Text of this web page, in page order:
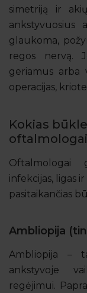
simetriją ir
glaukoma,
regos nervą.
geriamus arba
operacijas,
Kokias
Oftalmologai
infekcijas, ligas
pasitaikančias
Ambliopija
Ambliopija –
ankstyvoje
regėjimui.